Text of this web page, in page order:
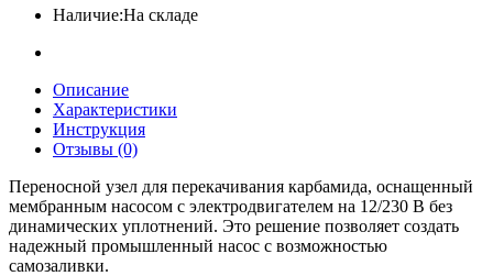
Наличие:На складе
Описание
Характеристики
Инструкция
Отзывы (0)
Переносной узел для перекачивания карбамида, оснащенный
мембранным насосом с электродвигателем на 12/230 В без
динамических уплотнений. Это решение позволяет создать
надежный промышленный насос с возможностью
самозаливки.